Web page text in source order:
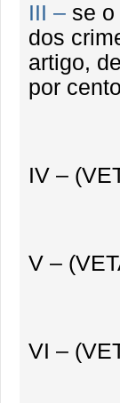
III – se
dos
artigo,
por
IV –
V –
VI –